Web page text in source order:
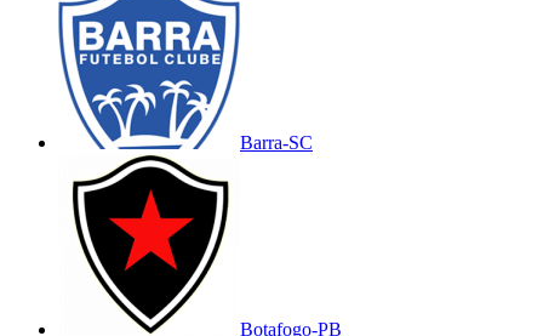
Barra-SC
Botafogo-PB